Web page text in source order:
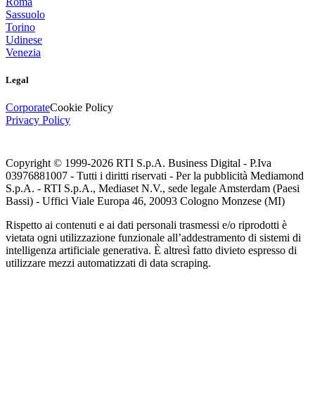
Sassuolo
Torino
Udinese
Venezia
Legal
CorporateCookie Policy
Privacy Policy
Copyright © 1999-2026 RTI S.p.A. Business Digital - P.Iva
03976881007 - Tutti i diritti riservati - Per la pubblicità Mediamond
S.p.A. - RTI S.p.A., Mediaset N.V., sede legale Amsterdam (Paesi
Bassi) - Uffici Viale Europa 46, 20093 Cologno Monzese (MI)
Rispetto ai contenuti e ai dati personali trasmessi e/o riprodotti è
vietata ogni utilizzazione funzionale all’addestramento di sistemi di
intelligenza artificiale generativa. È altresì fatto divieto espresso di
utilizzare mezzi automatizzati di data scraping.